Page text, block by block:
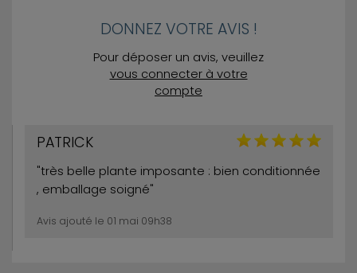
DONNEZ VOTRE AVIS !
Pour déposer un avis, veuillez
vous connecter à votre
compte
PATRICK
"très belle plante imposante : bien conditionnée
, emballage soigné"
Avis ajouté le 01 mai 09h38